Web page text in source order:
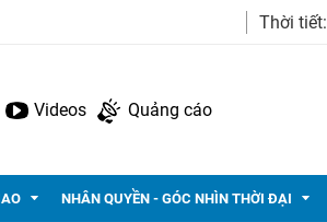
Thời tiết:
Videos Quảng cáo
NHÂN QUYỀN - GÓC NHÌN THỜI ĐẠI